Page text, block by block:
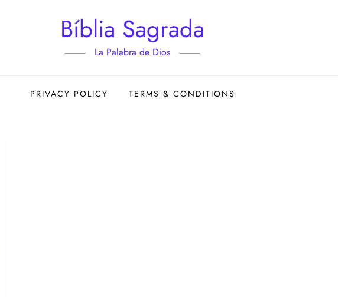
Bíblia Sagrada
La Palabra de Dios
PRIVACY POLICY TERMS & CONDITIONS